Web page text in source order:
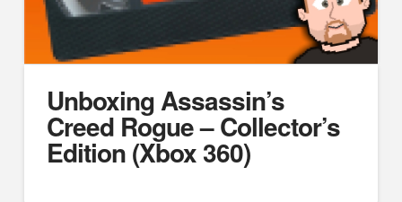
Unboxing Assassin’s
Creed Rogue – Collector’s
Edition (Xbox 360)